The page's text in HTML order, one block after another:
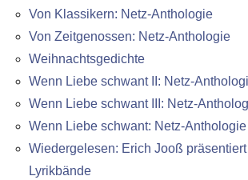
Von Klassikern: Netz-Anthologie
Von Zeitgenossen: Netz-Anthologie
Weihnachtsgedichte
Wenn Liebe schwant II: Netz-
Wenn Liebe schwant III: Netz-
Wenn Liebe schwant: Netz-Anthologie
Wiedergelesen: Erich Jooß
Lyrikbände